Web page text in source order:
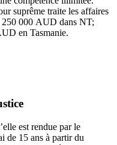
suprême traite les affaires
250 000 AUD dans NT;
en Tasmanie.
est rendue par le
de 15 ans à partir du